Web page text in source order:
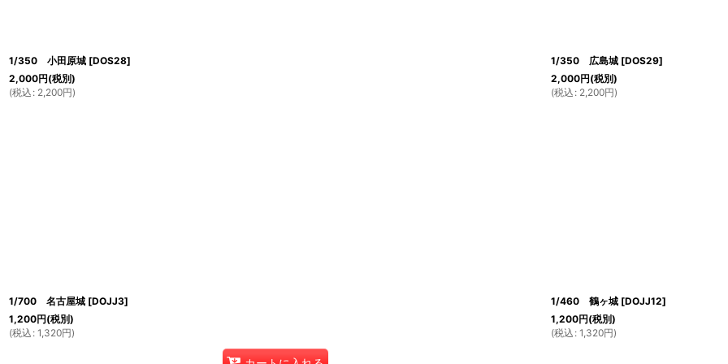
1/350 小田原城 [DOS28]
2,000円(税別)
(税込 : 2,200円)
1/350 広島城 [DOS29]
2,000円(税別)
(税込 : 2,200円)
1/700 名古屋城 [DOJJ3]
1,200円(税別)
(税込 : 1,320円)
1/460 鶴ヶ城 [DOJJ12]
1,200円(税別)
(税込 : 1,320円)